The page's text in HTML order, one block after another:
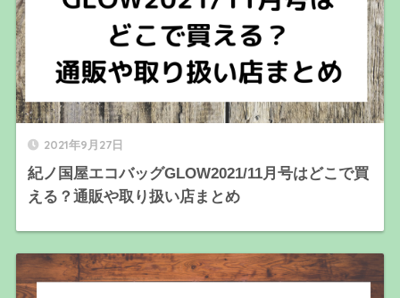
2021年9月27日
紀ノ国屋エコバッグGLOW2021/11月号はどこで買
える？通販や取り扱い店まとめ